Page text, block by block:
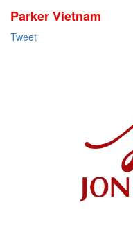
Parker Vietnam
Tweet